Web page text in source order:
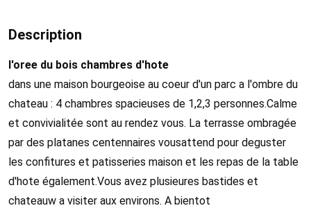
Description
l'oree du bois chambres d'hote
dans une maison bourgeoise au coeur d'un parc a l'ombre du
chateau : 4 chambres spacieuses de 1,2,3 personnes.Calme
et convivialitée sont au rendez vous. La terrasse ombragée
par des platanes centennaires vousattend pour deguster
les confitures et patisseries maison et les repas de la table
d'hote également.Vous avez plusieures bastides et
chateauw a visiter aux environs. A bientot